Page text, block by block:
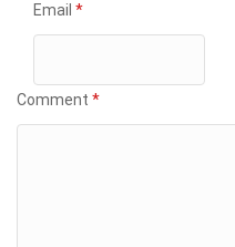
Email *
Comment *